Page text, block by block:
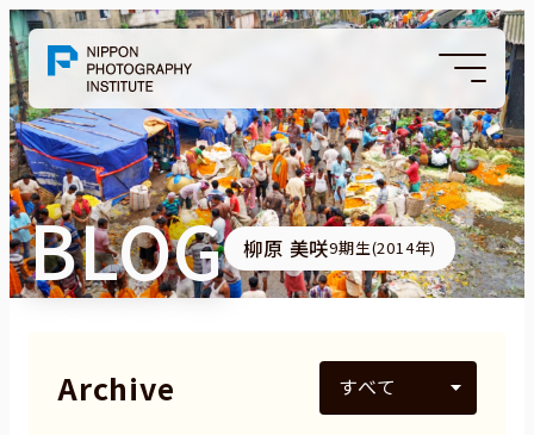
BLOG 柳原 美咲9期生(2014年)
Archive